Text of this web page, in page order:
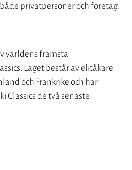
privatpersoner och företag.
världens främsta
Laget består av elitåkare
och Frankrike och har
Classics de två senaste